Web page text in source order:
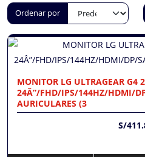
Ordenar por
MONITOR LG ULTRAGEAR G4
24Â”/FHD/IPS/144HZ/HDMI/
AURICULARES (3
S/